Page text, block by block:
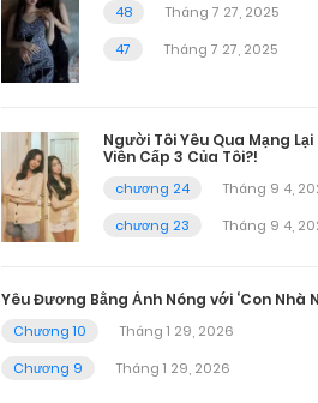
48
Tháng 7 27, 2025
47
Tháng 7 27, 2025
Người Tôi Yêu Qua Mạng Lại
Viên Cấp 3 Của Tôi?!
chương 24
Tháng 9 4,
chương 23
Tháng 9 4,
Yêu Đương Bằng Ảnh Nóng với ‘Con Nhà
Chương 10
Tháng 1 29, 2026
Chương 9
Tháng 1 29, 2026